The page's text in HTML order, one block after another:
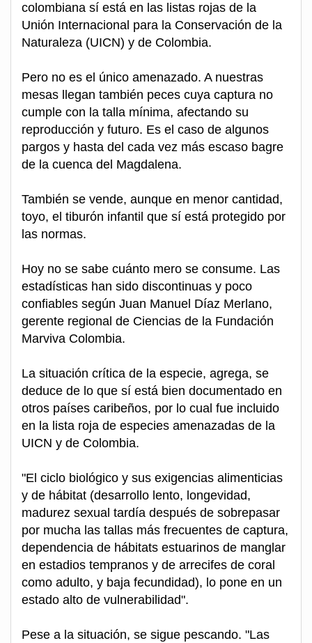
colombiana sí está en las listas rojas de la
Unión Internacional para la Conservación de la
Naturaleza (UICN) y de Colombia.
Pero no es el único amenazado. A nuestras
mesas llegan también peces cuya captura no
cumple con la talla mínima, afectando su
reproducción y futuro. Es el caso de algunos
pargos y hasta del cada vez más escaso bagre
de la cuenca del Magdalena.
También se vende, aunque en menor cantidad,
toyo, el tiburón infantil que sí está protegido por
las normas.
Hoy no se sabe cuánto mero se consume. Las
estadísticas han sido discontinuas y poco
confiables según Juan Manuel Díaz Merlano,
gerente regional de Ciencias de la Fundación
Marviva Colombia.
La situación crítica de la especie, agrega, se
deduce de lo que sí está bien documentado en
otros países caribeños, por lo cual fue incluido
en la lista roja de especies amenazadas de la
UICN y de Colombia.
"El ciclo biológico y sus exigencias alimenticias
y de hábitat (desarrollo lento, longevidad,
madurez sexual tardía después de sobrepasar
por mucha las tallas más frecuentes de captura,
dependencia de hábitats estuarinos de manglar
en estadios tempranos y de arrecifes de coral
como adulto, y baja fecundidad), lo pone en un
estado alto de vulnerabilidad".
Pese a la situación, se sigue pescando. "Las